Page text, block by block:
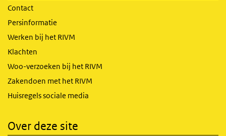
Contact
Persinformatie
Werken bij het RIVM
Klachten
Woo-verzoeken bij het RIVM
Zakendoen met het RIVM
Huisregels sociale media
Over deze site